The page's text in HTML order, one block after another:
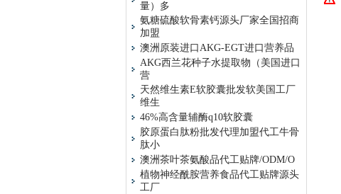
量）多
氨糖硫酸软骨素钙源头厂家全国招商
加盟
澳洲原装进口AKG-EGT进口营养品
AKG西兰花种子水提取物（美国进口
营
天然维生素E软胶囊批发软美国工厂
维生
46%高含量辅酶q10软胶囊
胶原蛋白肽粉批发代理加盟代工牛骨
肽小
澳洲茶叶茶氨酸品代工贴牌/ODM/O
植物神经酰胺营养食品代工贴牌源头
工厂